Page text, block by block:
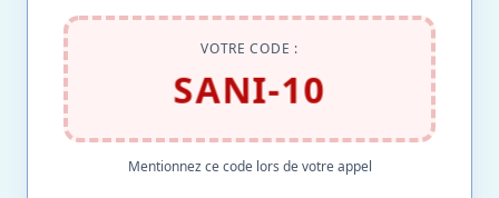
VOTRE CODE :
SANI-10
Mentionnez ce code lors de votre appel